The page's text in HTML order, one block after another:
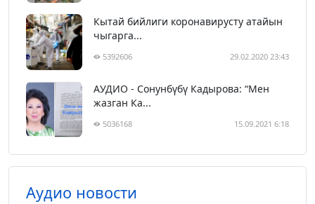
Кытай бийлиги коронавирусту атайын
чыгарга...
5392606 29.02.2020 23:43
АУДИО - Сонунбүбү Кадырова: “Мен
жазган Ка...
5036168 15.09.2021 6:18
Аудио новости